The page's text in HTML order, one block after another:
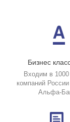
Бизнес
Входим в
компаний
Альфа-